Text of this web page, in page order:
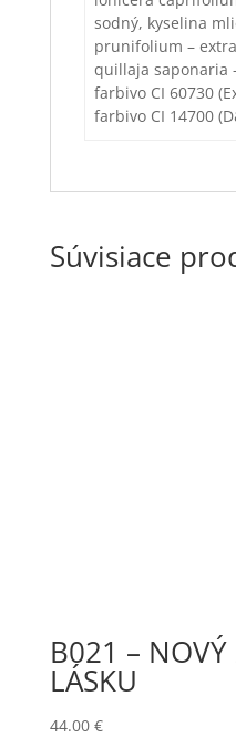
sodný, kyselina
prunifolium –
quillaja saponaria
farbivo CI 60730
farbivo CI 14700
Súvisiace
B021 – NOVÝ
LÁSKU
44.00 €